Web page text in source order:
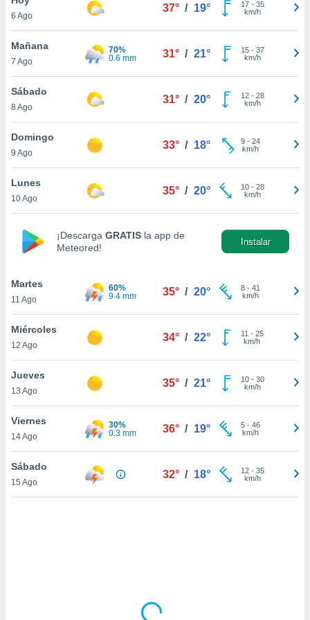
y
en
más
de
cookies
aceptar
de
sitio
de que
sean
para
ni para
6 Ago
37° / 19° 17- 35
km/h
Mañana
7 Ago
70%
0.6 mm
31° / 21° 15- 37
km/h
Sábado
8 Ago
31° / 20° 12- 28
km/h
Domingo
9 Ago
33° / 18° 9- 24
km/h
Lunes
10 Ago
35° / 20° 10- 28
km/h
¡Descarga GRATIS la app de
Meteored!
Instalar
Martes
11 Ago
60%
9.4 mm
35° / 20° 8- 41
km/h
Miércoles
12 Ago
34° / 22° 11 - 25
km/h
Jueves
13 Ago
35° / 21° 10- 30
km/h
Viernes
14 Ago
30%
0.3 mm
36° / 19° 5- 46
km/h
Sábado
15 Ago
32° / 18° 12- 35
km/h